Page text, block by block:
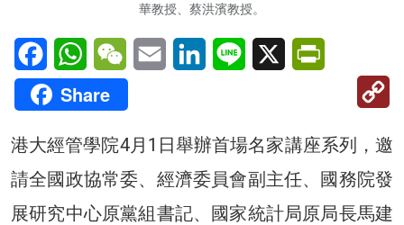
華教授、蔡洪濱教授。
FacebookWhatsAppWeChatEmail LinkedInLine X
Share
港大經管學院4月1日舉辦首場名家講座系列，邀
請全國政協常委、經濟委員會副主任、國務院發
展研究中心原黨組書記、國家統計局原局長馬建